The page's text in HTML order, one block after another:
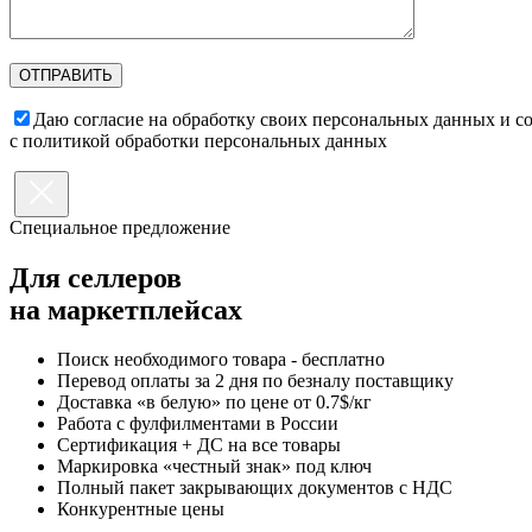
Даю согласие на обработку своих персональных данных и
с политикой обработки персональных данных
Специальное предложение
Для селлеров
на маркетплейсах
Поиск необходимого товара - бесплатно
Перевод оплаты за 2 дня по безналу поставщику
Доставка «в белую» по цене от 0.7$/кг
Работа с фулфилментами в России
Сертификация + ДС на все товары
Маркировка «честный знак» под ключ
Полный пакет закрывающих документов с НДС
Конкурентные цены